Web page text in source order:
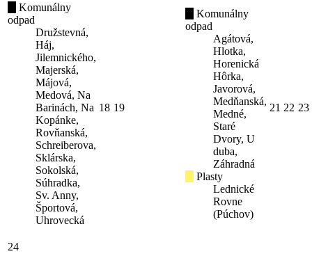
Komunálny
odpad
Družstevná,
Háj,
Jilemnického,
Majerská,
Májová,
Medová, Na
Barinách, Na
Kopánke,
Rovňanská,
Schreiberova,
Sklárska,
Sokolská,
Súhradka,
Sv. Anny,
Športová,
Uhrovecká
18 19
Komunálny
odpad
Agátová,
Hlotka,
Horenická
Hôrka,
Javorová,
Medňanská,
Medné,
Staré
Dvory, U
duba,
Záhradná
Plasty
Lednické
Rovne
(Púchov)
21 22 23
24